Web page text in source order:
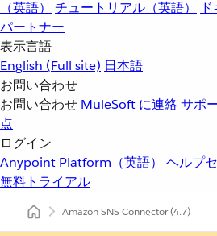
（英語）
チュートリアル（英語）
パートナー
表示言語
English (Full site) 日本語
お問い合わせ
お問い合わせ MuleSoft に連絡サポ
点
ログイン
Anypoint Platform（英語） ヘルプ
無料トライアル
Amazon SNS Connector(4.7)